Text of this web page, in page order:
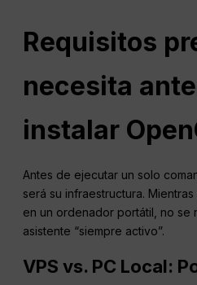
Requisitos
necesita
instalar
Antes de ejecutar un solo
será su infraestructura. Mientras
en un ordenador portátil, no se
asistente “siempre activo”.
VPS vs. PC Local: